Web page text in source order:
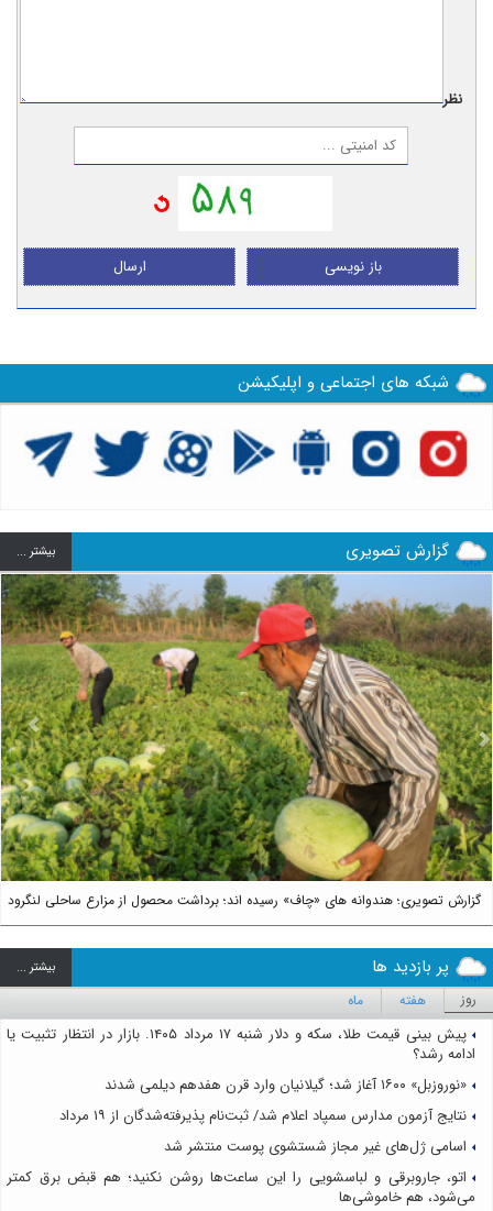
نظر:
ارسال باز نویسی
شبکه های اجتماعی و اپلیکیشن
گزارش تصویری بيشتر ...
گزارش تصویری؛ هندوانه های «چاف» رسیده اند؛ برداشت محصول از مزارع ساحلی لنگرود
Next
پر بازدید ها بيشتر ...
روز هفته ماه
پیش بینی قیمت طلا، سکه و دلار شنبه ۱۷ مرداد ۱۴۰۵. بازار در انتظار تثبیت یا
ادامه رشد؟
«نوروزبل» ۱۶۰۰ آغاز شد؛ گیلانیان وارد قرن هفدهم دیلمی شدند
نتایج آزمون مدارس سمپاد اعلام شد/ ثبت‌نام پذیرفته‌شدگان از ۱۹ مرداد
اسامی ژل‌های غیر مجاز شستشوی پوست منتشر شد
اتو، جاروبرقی و لباسشویی را این ساعت‌ها روشن نکنید؛ هم قبض برق کمتر
می‌شود، هم خاموشی‌ها